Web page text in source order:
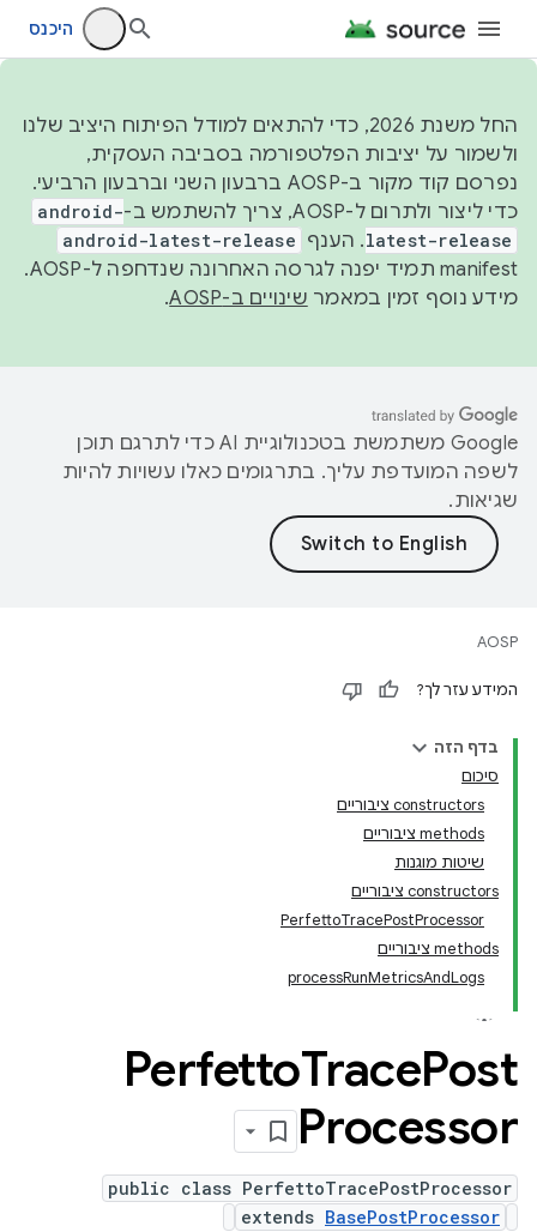
היכנס
החל משנת 2026, כדי להתאים למודל הפיתוח היציב שלנו
ולשמור על יציבות הפלטפורמה בסביבה העסקית,
נפרסם קוד מקור ב-AOSP ברבעון השני וברבעון הרביעי.
כדי ליצור ולתרום ל-AOSP, צריך להשתמש ב-
android-
latest-release. הענף android-latest-release
manifest תמיד יפנה לגרסה האחרונה שנדחפה ל-AOSP.
מידע נוסף זמין במאמר שינויים ב-AOSP .
‫Google משתמשת בטכנולוגיית AI כדי לתרגם תוכן
לשפה המועדפת עליך. בתרגומים כאלו עשויות להיות
שגיאות.
AOSP
המידע עזר לך?
בדף הזה
סיכום
‫constructors ציבוריים
‫methods ציבוריים
שיטות מוגנות
‫constructors ציבוריים
PerfettoTracePostProcessor
‫methods ציבוריים
processRunMetricsAndLogs
PerfettoTracePost
Processor
public class PerfettoTracePostProcessor
extends BasePostProcessor